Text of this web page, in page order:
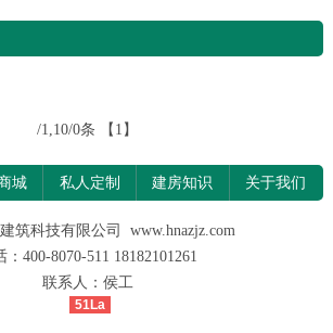
/1,10/0条 【1】
城 私人定制 建房知识 关于我们
筑科技有限公司 www.hnazjz.com
：400-8070-511 18182101261
联系人：侯工
51La